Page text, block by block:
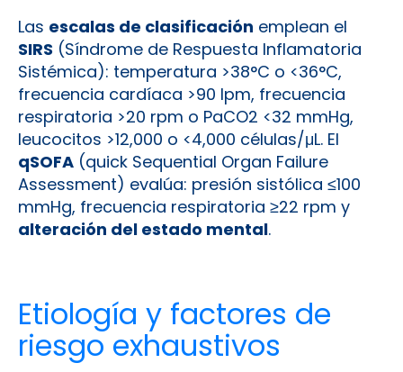
Las escalas de clasificación emplean el
SIRS (Síndrome de Respuesta Inflamatoria
Sistémica): temperatura >38°C o <36°C,
frecuencia cardíaca >90 lpm, frecuencia
respiratoria >20 rpm o PaCO2 <32 mmHg,
leucocitos >12,000 o <4,000 células/μL. El
qSOFA (quick Sequential Organ Failure
Assessment) evalúa: presión sistólica ≤100
mmHg, frecuencia respiratoria ≥22 rpm y
alteración del estado mental.
Etiología y factores de
riesgo exhaustivos